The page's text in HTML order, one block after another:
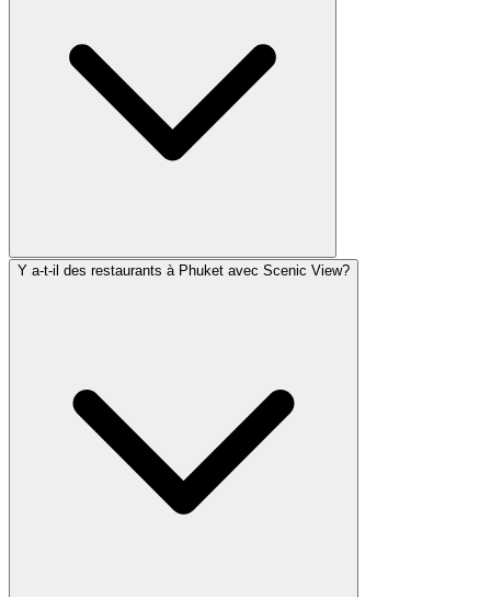
Y a-t-il des restaurants à Phuket avec Scenic View?